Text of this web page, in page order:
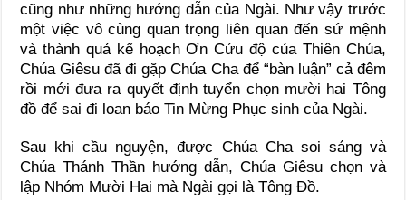
cũng như những hướng dẫn của Ngài. Như vậy trước
một việc vô cùng quan trọng liên quan đến sứ mệnh
và thành quả kế hoạch Ơn Cứu độ của Thiên Chúa,
Chúa Giêsu đã đi gặp Chúa Cha để “bàn luận” cả đêm
rồi mới đưa ra quyết định tuyển chọn mười hai Tông
đồ để sai đi loan báo Tin Mừng Phục sinh của Ngài.
Sau khi cầu nguyện, được Chúa Cha soi sáng và
Chúa Thánh Thần hướng dẫn, Chúa Giêsu chọn và
lập Nhóm Mười Hai mà Ngài gọi là Tông Đồ.